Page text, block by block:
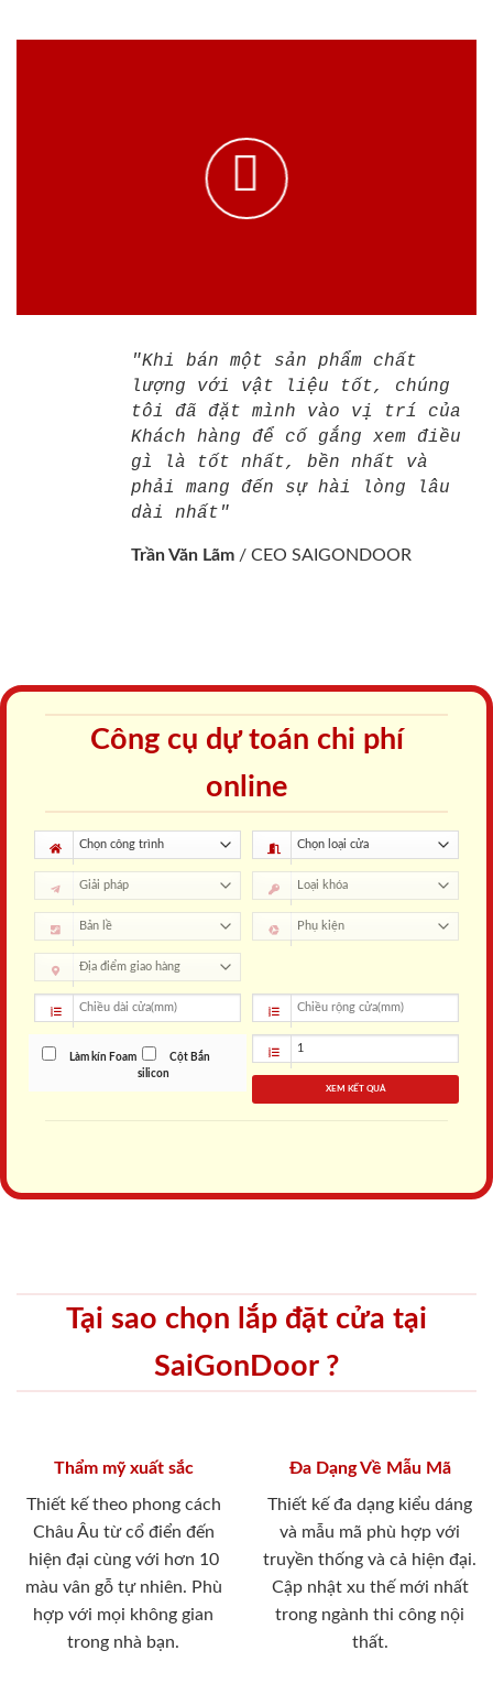
"Khi bán một sản phẩm chất
lượng với vật liệu tốt, chúng
tôi đã đặt mình vào vị trí của
Khách hàng để cố gắng xem điều
gì là tốt nhất, bền nhất và
phải mang đến sự hài lòng lâu
dài nhất"
Trần Văn Lãm / CEO SAIGONDOOR
Công cụ dự toán chi phí
online
Làm kín Foam
Cột Bắn
silicon
XEM KẾT QUẢ
Tại sao chọn lắp đặt cửa tại
SaiGonDoor ?
Thẩm mỹ xuất sắc
Thiết kế theo phong cách
Châu Âu từ cổ điển đến
hiện đại cùng với hơn 10
màu vân gỗ tự nhiên. Phù
hợp với mọi không gian
trong nhà bạn.
Đa Dạng Về Mẫu Mã
Thiết kế đa dạng kiểu dáng
và mẫu mã phù hợp với
truyền thống và cả hiện đại.
Cập nhật xu thế mới nhất
trong ngành thi công nội
thất.